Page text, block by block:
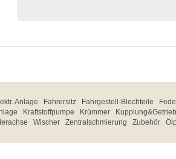
Anlage Fahrersitz Fahrgestell-Blechteile
Kraftstoffpumpe Krümmer
Wischer Zentralschmierung Zubehör